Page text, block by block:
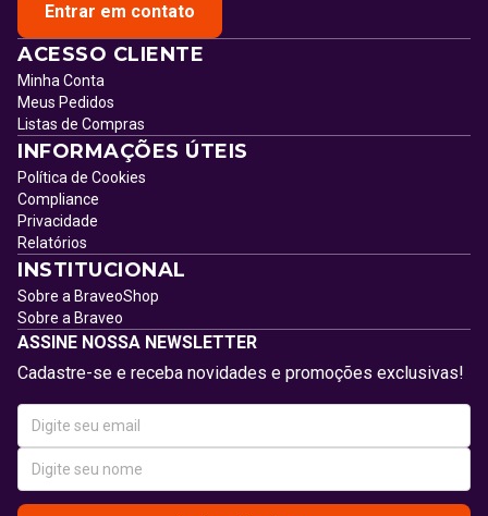
Entrar em contato
ACESSO CLIENTE
Minha Conta
Meus Pedidos
Listas de Compras
INFORMAÇÕES ÚTEIS
Política de Cookies
Compliance
Privacidade
Relatórios
INSTITUCIONAL
Sobre a BraveoShop
Sobre a Braveo
ASSINE NOSSA NEWSLETTER
Cadastre-se e receba novidades e promoções exclusivas!